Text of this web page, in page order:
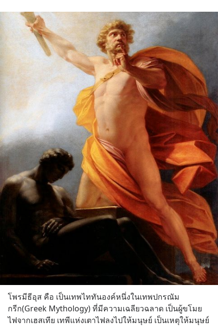
โพรมีธีอุส คือ เป็นเทพไททันองค์หนึ่งในเทพปกรณัม
กรีก(Greek Mythology) ที่มีความเฉลียวฉลาด เป็นผู้ขโมย
ไฟจากเฮสเทีย เทพีแห่งเตาไฟลงไปให้มนุษย์ เป็นเหตุให้มนุษย์